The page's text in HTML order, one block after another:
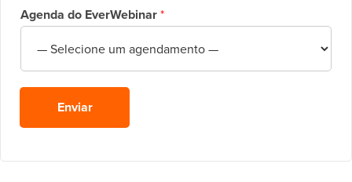
Agenda do EverWebinar*
Enviar